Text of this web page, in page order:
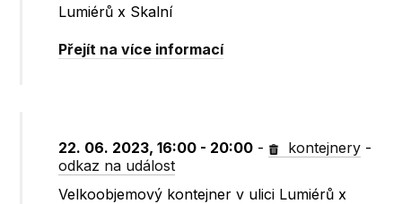
Lumiérů x Skalní
Přejít na více informací
22. 06. 2023, 16:00 - 20:00 - kontejnery -
odkaz na událost
Velkoobjemový kontejner v ulici Lumiérů x